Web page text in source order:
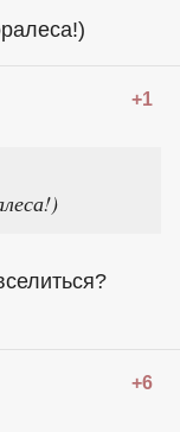
+1
+6